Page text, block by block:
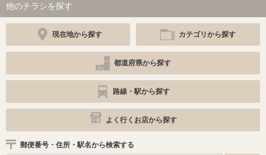
他のチラシを探す
現在地から探す カテゴリから探す
都道府県から探す
路線・駅から探す
よく行くお店から探す
郵便番号・住所・駅名から検索する